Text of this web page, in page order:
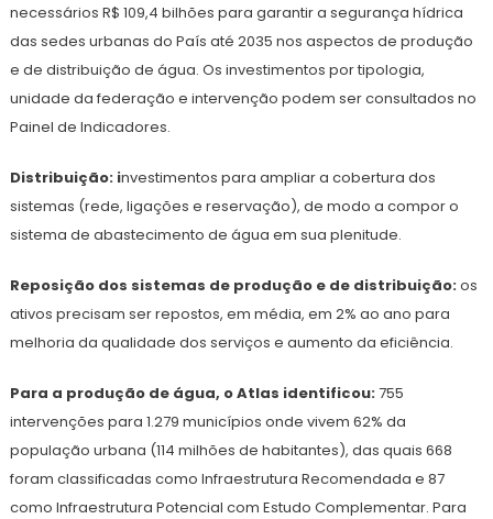
necessários R$ 109,4 bilhões para garantir a segurança hídrica
das sedes urbanas do País até 2035 nos aspectos de produção
e de distribuição de água. Os investimentos por tipologia,
unidade da federação e intervenção podem ser consultados no
Painel de Indicadores.
Distribuição: investimentos para ampliar a cobertura dos
sistemas (rede, ligações e reservação), de modo a compor o
sistema de abastecimento de água em sua plenitude.
Reposição dos sistemas de produção e de distribuição:os
ativos precisam ser repostos, em média, em 2% ao ano para
melhoria da qualidade dos serviços e aumento da eficiência.
Para a produção de água, o Atlas identificou:755
intervenções para 1.279 municípios onde vivem 62% da
população urbana (114 milhões de habitantes), das quais 668
foram classificadas como Infraestrutura Recomendada e 87
como Infraestrutura Potencial com Estudo Complementar. Para